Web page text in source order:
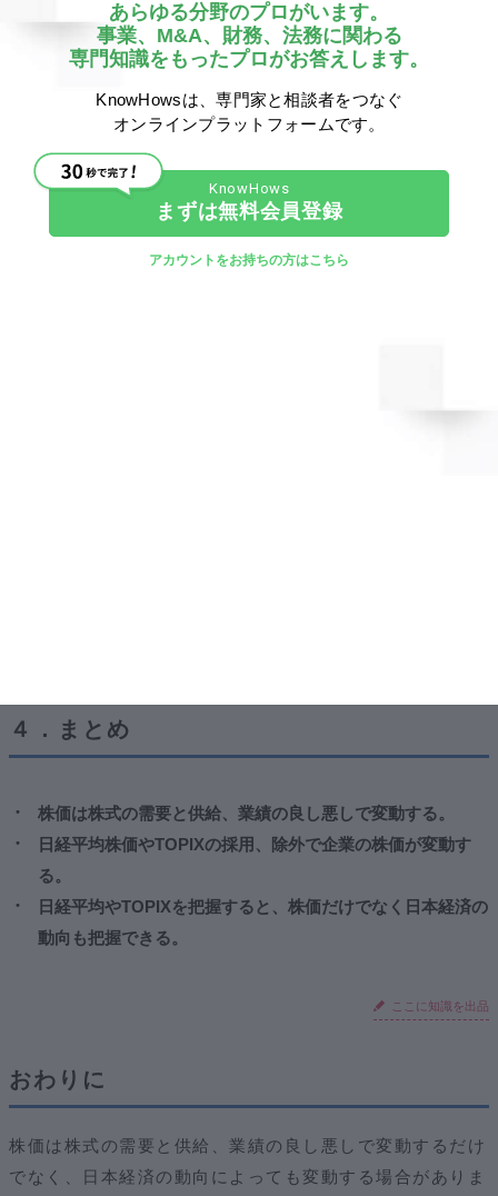
②日経平均株価との違い
日経平均株価とTOPIXではそれぞれ値動きが異なります。
構成銘柄に関しても、日経平均株価では東証一部上場企業
から225社を対象としているのに対して、TOPIXでは全銘
４．まとめ
株価は株式の需要と供給、業績の良し悪しで変動する。
日経平均株価やTOPIXの採用、除外で企業の株価が変動す
る。
日経平均やTOPIXを把握すると、株価だけでなく日本経済の
動向も把握できる。
ここに知識を出品
おわりに
株価は株式の需要と供給、業績の良し悪しで変動するだけ
でなく、日本経済の動向によっても変動する場合がありま
あらゆる分野のプロがいます。
事業、M&A、財務、法務に関わる
専門知識をもったプロがお答えします。
KnowHowsは、専門家と相談者をつなぐ
オンラインプラットフォームです。
まずは無料会員登録
アカウントをお持ちの方はこちら